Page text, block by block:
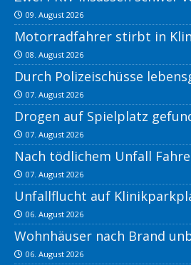
09. August 2026
Motorradfahrer stirbt in
08. August 2026
Durch Polizeischüsse
07. August 2026
Drogen auf Spielplatz
07. August 2026
Nach tödlichem Unfall
07. August 2026
Unfallflucht auf
06. August 2026
Wohnhäuser nach Brand
06. August 2026